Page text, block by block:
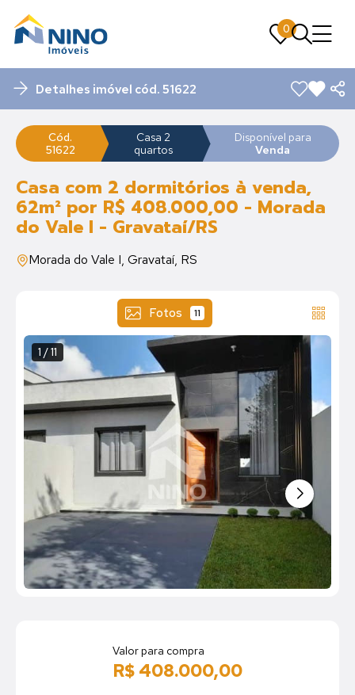
0
0
Detalhes imóvel cód. 51622
Cód.
51622
Casa 2
quartos
Disponível para
Venda
Casa com 2 dormitórios à venda,
62m² por R$ 408.000,00 - Morada
do Vale I - Gravataí/RS
Morada do Vale I, Gravataí, RS
Fotos 11
1 / 11
Valor para compra
R$ 408.000,00